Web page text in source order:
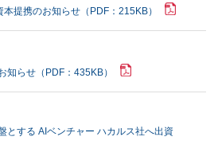
提携のお知らせ（PDF：215KB）
知らせ（PDF：435KB）
とする AIベンチャー ハカルス社へ出資